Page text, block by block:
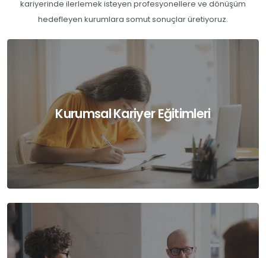
kariyerinde ilerlemek isteyen profesyonellere ve dönüşüm
hedefleyen kurumlara somut sonuçlar üretiyoruz.
Kurumsal Kariyer Eğitimleri